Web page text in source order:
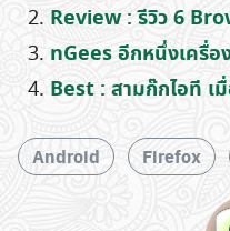
Search
Review : รีวิว 6
nGees อีกหนึ่งเครื่
Best : สามก๊กไอที เ
Android Firefox